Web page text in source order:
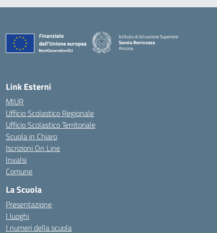
Istituto di Istruzione Superiore
Savoia Benincasa
Ancona
Link Esterni
MIUR
Ufficio Scolastico Regionale
Ufficio Scolastico Territoriale
Scuola in Chiaro
Iscrizioni On Line
Invalsi
Comune
La Scuola
Presentazione
I luoghi
I numeri della scuola